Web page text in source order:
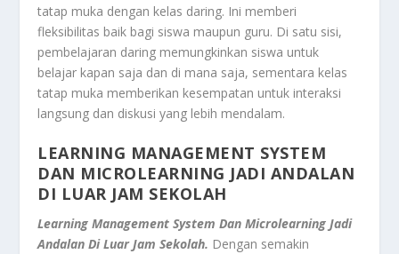
tatap muka dengan kelas daring. Ini memberi
fleksibilitas baik bagi siswa maupun guru. Di satu sisi,
pembelajaran daring memungkinkan siswa untuk
belajar kapan saja dan di mana saja, sementara kelas
tatap muka memberikan kesempatan untuk interaksi
langsung dan diskusi yang lebih mendalam.
LEARNING MANAGEMENT SYSTEM
DAN MICROLEARNING JADI ANDALAN
DI LUAR JAM SEKOLAH
Learning Management System Dan Microlearning Jadi
Andalan Di Luar Jam Sekolah. Dengan semakin